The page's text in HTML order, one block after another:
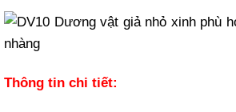
Thông tin chi tiết: